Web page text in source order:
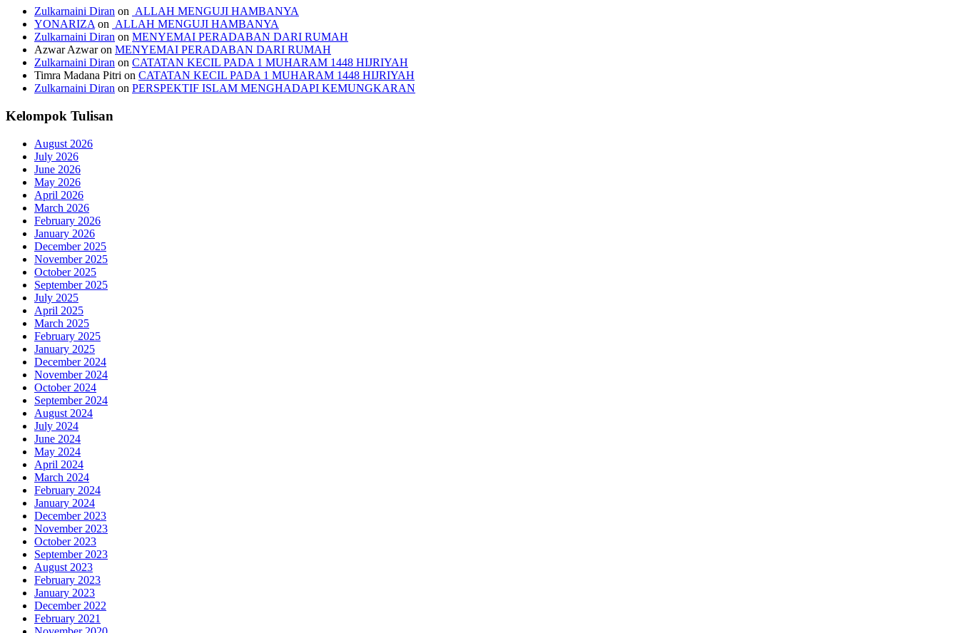
Zulkarnaini Diran on ALLAH MENGUJI HAMBANYA
YONARIZAon ALLAH MENGUJI HAMBANYA
Zulkarnaini Diran on MENYEMAI PERADABAN DARI RUMAH
Azwar Azwaron MENYEMAI PERADABAN DARI RUMAH
Zulkarnaini Diran on CATATAN KECIL PADA 1 MUHARAM 1448 HIJRIYAH
Timra Madana Pitri on CATATAN KECIL PADA 1 MUHARAM 1448 HIJRIYAH
Zulkarnaini Diran on PERSPEKTIF ISLAM MENGHADAPI KEMUNGKARAN
Kelompok Tulisan
August 2026
July 2026
June 2026
May 2026
April 2026
March 2026
February 2026
January 2026
December 2025
November 2025
October 2025
September 2025
July 2025
April 2025
March 2025
February 2025
January 2025
December 2024
November 2024
October 2024
September 2024
August 2024
July 2024
June 2024
May 2024
April 2024
March 2024
February 2024
January 2024
December 2023
November 2023
October 2023
September 2023
August 2023
February 2023
January 2023
December 2022
February 2021